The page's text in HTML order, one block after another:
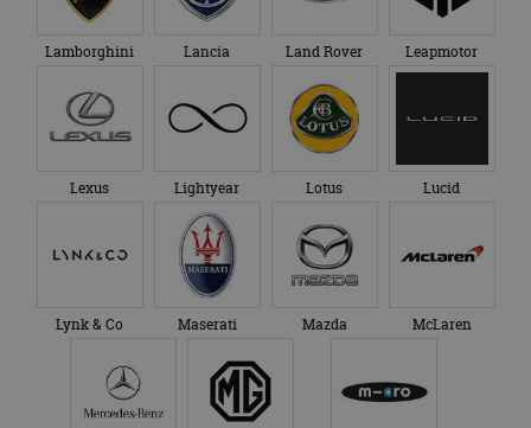
Lamborghini Lancia Land Rover Leapmotor
Lexus Lightyear Lotus Lucid
Lynk & Co Maserati Mazda McLaren